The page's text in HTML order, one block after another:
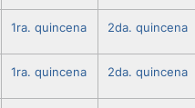
1ra. quincena 2da. quincena
1ra. quincena 2da. quincena